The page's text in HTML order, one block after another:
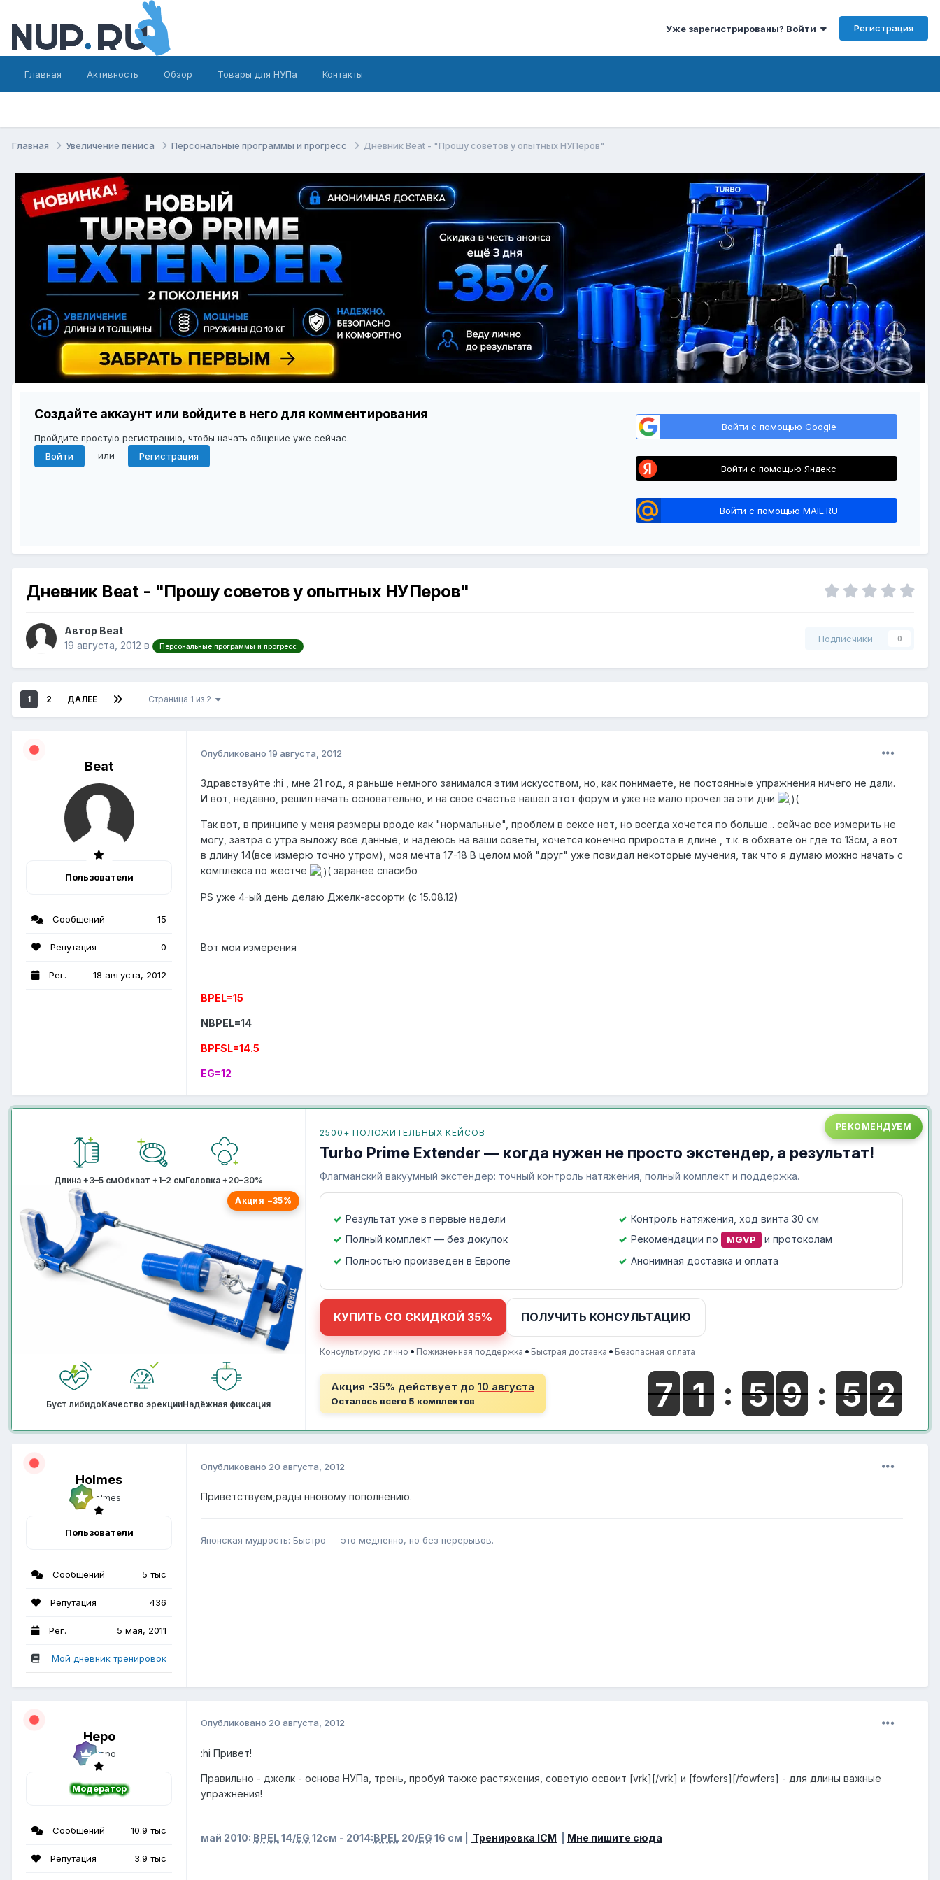
Уже зарегистрированы? Войти Регистрация
Главная Активность Обзор Товары для НУПа Контакты
Главная Увеличение пениса Персональные программы и прогресс Дневник Beat - "Прошу советов у опытных НУПеров"
Создайте аккаунт или войдите в него для комментирования
Пройдите простую регистрацию, чтобы начать общение уже сейчас.
Войти
или Регистрация
Войти с помощью Google
Войти с помощью Яндекс
Войти с помощью MAIL.RU
Дневник Beat - "Прошу советов у опытных НУПеров"
Автор Beat
19 августа, 2012 в Персональные программы и прогресс
Подписчики 0
1 2 ДАЛЕЕ Страница 1 из 2
Beat
Пользователи
Сообщений 15
Репутация 0
Рег. 18 августа, 2012
Опубликовано 19 августа, 2012
Здравствуйте :hi , мне 21 год, я раньше немного занимался этим искусством, но, как понимаете, не постоянные упражнения ничего не дали.
И вот, недавно, решил начать основательно, и на своё счастье нашел этот форум и уже не мало прочёл за эти дни
(
Так вот, в принципе у меня размеры вроде как "нормальные", проблем в сексе нет, но всегда хочется по больше... сейчас все измерить не
могу, завтра с утра выложу все данные, и надеюсь на ваши советы, хочется конечно прироста в длине , т.к. в обхвате он где то 13см, а вот
в длину 14(все измерю точно утром), моя мечта 17-18 В целом мой "друг" уже повидал некоторые мучения, так что я думаю можно начать с
комплекса по жестче
( заранее спасибо
PS уже 4-ый день делаю Джелк-ассорти (с 15.08.12)
Вот мои измерения
BPEL=15
NBPEL=14
BPFSL=14.5
EG=12
Длина +3–5 смОбхват +1–2 смГоловка +20–30%
Акция −35%
Буст либидоКачество эрекцииНадёжная фиксация
РЕКОМЕНДУЕМ
2500+ ПОЛОЖИТЕЛЬНЫХ КЕЙСОВ
Turbo Prime Extender — когда нужен не просто экстендер, а результат!
Флагманский вакуумный экстендер: точный контроль натяжения, полный комплект и поддержка.
Результат уже в первые недели
Контроль натяжения, ход винта 30 см
Полный комплект — без докупок
Рекомендации по MGVP
и протоколам
Полностью произведен в Европе
Анонимная доставка и оплата
КУПИТЬ СО СКИДКОЙ 35% ПОЛУЧИТЬ КОНСУЛЬТАЦИЮ
Консультирую лично • Пожизненная поддержка • Быстрая доставка • Безопасная оплата
Акция -35% действует до 10 августа
Осталось всего 5 комплектов
Holmes
Пользователи
Сообщений 5 тыс
Репутация 436
Рег. 5 мая, 2011
Мой дневник тренировок
Опубликовано 20 августа, 2012
Приветствуем,рады нновому пополнению.
Японская мудрость: Быстро — это медленно, но без перерывов.
Неро
Модератор
Сообщений 10.9 тыс
Репутация 3.9 тыс
Опубликовано 20 августа, 2012
:hi Привет!
Правильно - джелк - основа НУПа, трень, пробуй также растяжения, советую освоит [vrk][/vrk] и [fowfers][/fowfers] - для длины важные
упражнения!
май 2010: BPEL14/EG 12см - 2014:BPEL 20/EG 16 см | Тренировка ICM Мне пишите сюда